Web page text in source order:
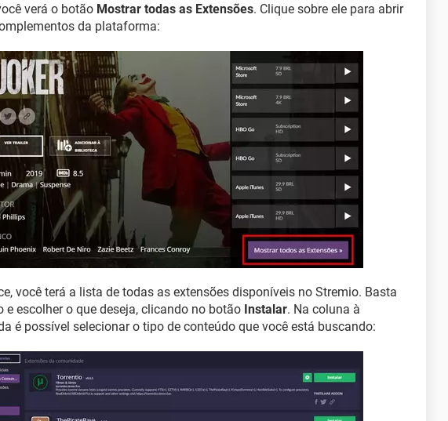
verá o botão Mostrar todas as Extensões. Clique sobre ele para abrir
da plataforma:
você terá a lista de todas as extensões disponíveis no Stremio. Basta
e escolher o que deseja, clicando no botão Instalar. Na coluna à
é possível selecionar o tipo de conteúdo que você está buscando: